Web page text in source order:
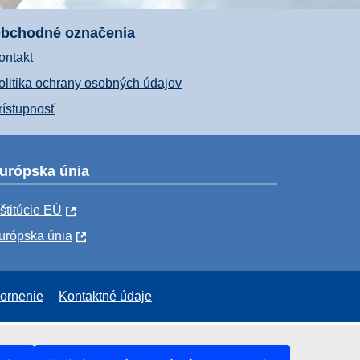
označenia
ochrany osobných údajov
únia
EÚ
únia
Kontaktné údaje